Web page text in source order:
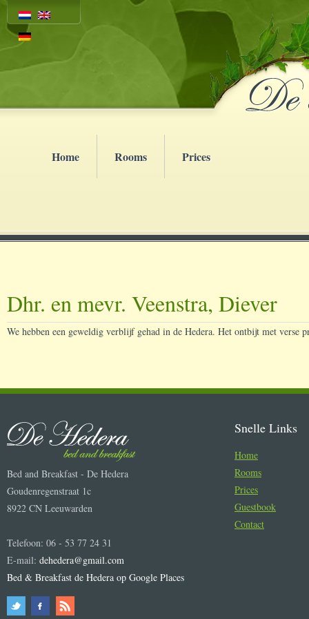
Home Rooms Prices
Dhr. en mevr. Veenstra, Diever
We hebben een geweldig verblijf gehad in de Hedera. Het ontbijt met verse
Bed and Breakfast - De Hedera
Goudenregenstraat 1c
8922 CN Leeuwarden
Telefoon: 06 - 53 77 24 31
E-mail: dehedera@gmail.com
Bed & Breakfast de Hedera op Google Places
Snelle Links
Home
Rooms
Prices
Guestbook
Contact